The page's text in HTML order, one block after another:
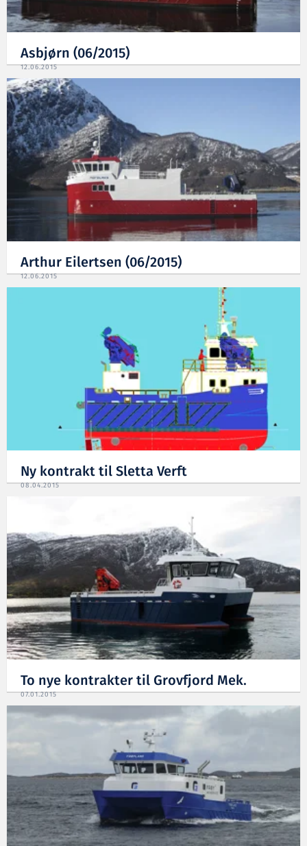
Asbjørn (06/2015)
12.06.2015
Arthur Eilertsen (06/2015)
12.06.2015
Ny kontrakt til Sletta Verft
08.04.2015
To nye kontrakter til Grovfjord Mek.
07.01.2015